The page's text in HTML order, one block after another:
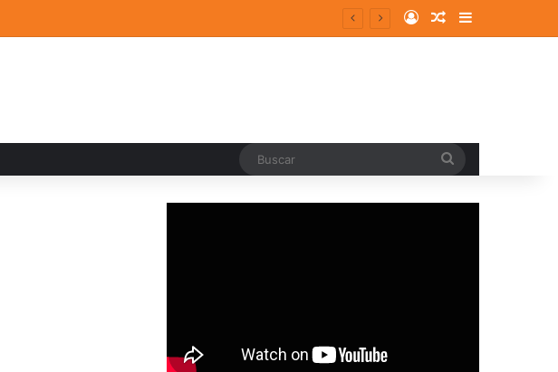
Log InRandom Article
Sidebar